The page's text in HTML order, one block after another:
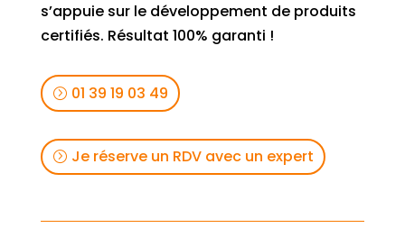
s’appuie sur le développement de produits
certifiés. Résultat 100% garanti !
01 39 19 03 49
Je réserve un RDV avec un expert